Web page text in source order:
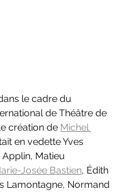
le cadre du
de Théâtre de
création de Michel
en vedette Yves
Matieu
Josée Bastien, Édith
Lamontagne, Normand